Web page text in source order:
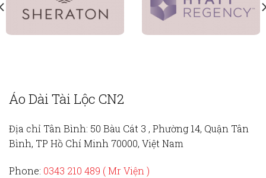
Áo Dài Tài Lộc CN2
Địa chỉ Tân Bình: 50 Bàu Cát 3 , Phường 14, Quận Tân
Bình, TP Hồ Chí Minh 70000, Việt Nam
Phone: 0343 210 489 ( Mr Viện )